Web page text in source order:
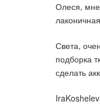
Олеся, мне
Света,
подборка
сделать